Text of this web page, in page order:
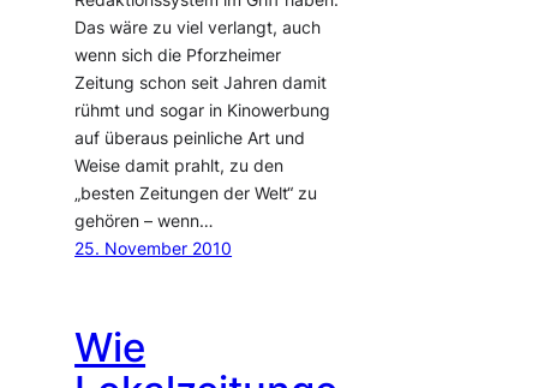
Das wäre zu viel verlangt, auch
wenn sich die Pforzheimer
Zeitung schon seit Jahren damit
rühmt und sogar in Kinowerbung
auf überaus peinliche Art und
Weise damit prahlt, zu den
„besten Zeitungen der Welt“ zu
gehören – wenn…
25. November 2010
Wie